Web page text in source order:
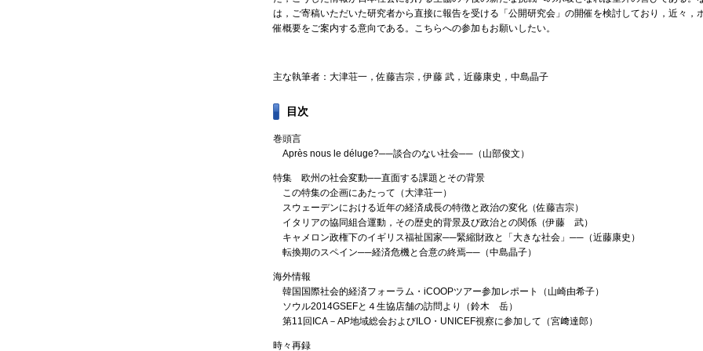
は，ご寄稿いただいた研究者から直接に報告を受ける「公開研究会」の開催を検討しており，近々，
催概要をご案内する意向である。こちらへの参加もお願いしたい。
主な執筆者：大津荘一，佐藤吉宗，伊藤 武，近藤康史，中島晶子
目次
巻頭言
Après nous le déluge?──談合のない社会──（山部俊文）
特集 欧州の社会変動──直面する課題とその背景
この特集の企画にあたって（大津荘一）
スウェーデンにおける近年の経済成長の特徴と政治の変化（佐藤吉宗）
イタリアの協同組合運動，その歴史的背景及び政治との関係（伊藤 武）
キャメロン政権下のイギリス福祉国家──緊縮財政と「大きな社会」──（近藤康史）
転換期のスペイン──経済危機と合意の終焉──（中島晶子）
海外情報
韓国国際社会的経済フォーラム・iCOOPツアー参加レポート（山崎由希子）
ソウル2014GSEFと４生協店舗の訪問より（鈴木 岳）
第11回ICA－AP地域総会およびILO・UNICEF視察に参加して（宮﨑達郎）
時々再録